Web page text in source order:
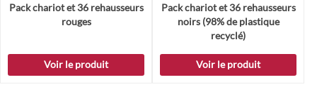
Pack chariot et 36 rehausseurs
rouges
Voir le produit
Pack chariot et 36 rehausseurs
noirs (98% de plastique
recyclé)
Voir le produit